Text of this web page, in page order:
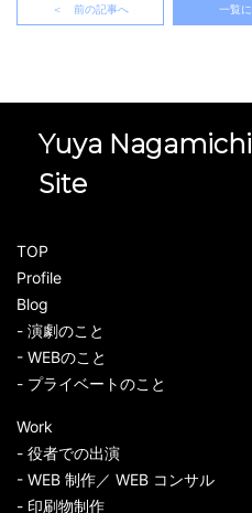
＜ 前の記事へ 一覧
Yuya
Site
TOP
Profile
Blog
- 演劇のこと
- WEBのこと
- プライベートのこと
Work
- 役者での出演
- WEB 制作／ WEB コンサル
- 印刷物制作